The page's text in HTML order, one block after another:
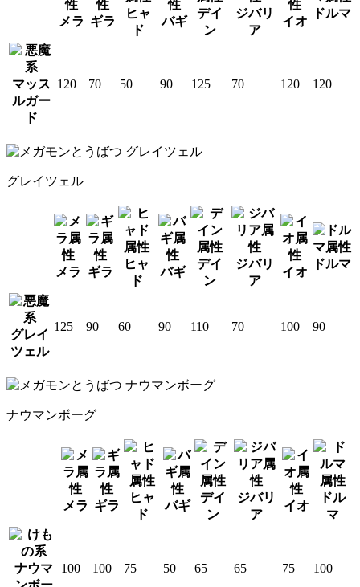
メラ ギラ
ヒャ
ド
バギ
デイ
ン
ジバリ
ア
イオ
ドルマ
マッス
ルガー
ド
120 70 50 90 125 70 120 120
グレイツェル
メラ ギラ
ヒャ
ド
バギ
デイ
ン
ジバリ
ア
イオ
ドルマ
グレイ
ツェル
125 90 60 90 110 70 100 90
ナウマンボーグ
メラ ギラ
ヒャ
ド
バギ
デイ
ン
ジバリ
ア
イオ
ドル
マ
ナウマ
100 100 75 50 65 65 75 100